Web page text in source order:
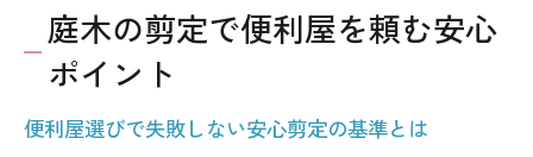
由
庭木ケアを便利屋に任せるべき理由と利点
便利屋が提供する庭木剪定のメリットを解
庭木の剪定で便利屋を頼む安心
ポイント
便利屋選びで失敗しない安心剪定の基準とは